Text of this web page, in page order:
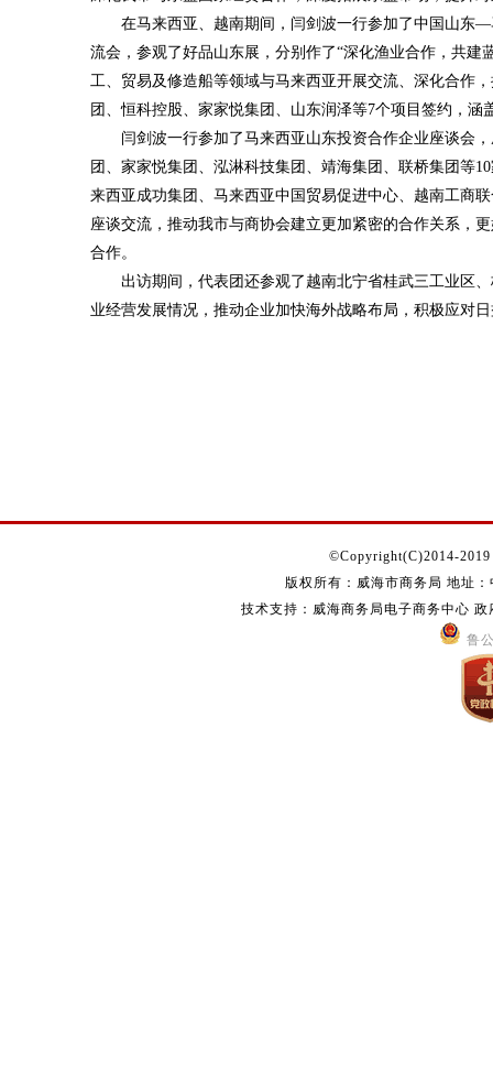
在马来西亚、越南期间，闫剑波一行参加了中国山东
流会，参观了好品山东展，分别作了“深化渔业合作，共
工、贸易及修造船等领域与马来西亚开展交流、深化合作
团、恒科控股、家家悦集团、山东润泽等7个项目签约，
闫剑波一行参加了马来西亚山东投资合作企业座谈会
团、家家悦集团、泓淋科技集团、靖海集团、联桥集团等
来西亚成功集团、马来西亚中国贸易促进中心、越南工商
座谈交流，推动我市与商协会建立更加紧密的合作关系，
合作。
出访期间，代表团还参观了越南北宁省桂武三工业区
业经营发展情况，推动企业加快海外战略布局，积极应对
©Copyright(C)2014-
版权所有：威海市商务局 地址
技术支持：威海商务局电子商务中心
鲁